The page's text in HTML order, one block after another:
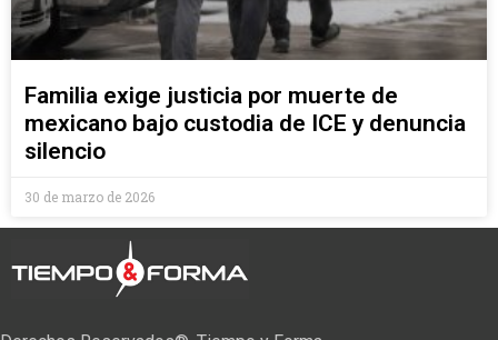
Familia exige justicia por muerte de
mexicano bajo custodia de ICE y denuncia
silencio
30 de marzo de 2026